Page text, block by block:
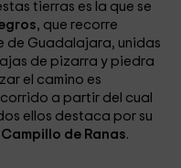
tierras es la que se
, que recorre
de Guadalajara, unidas
de pizarra y piedra
el camino es
a partir del cual
ellos destaca por su
Campillo de Ranas.